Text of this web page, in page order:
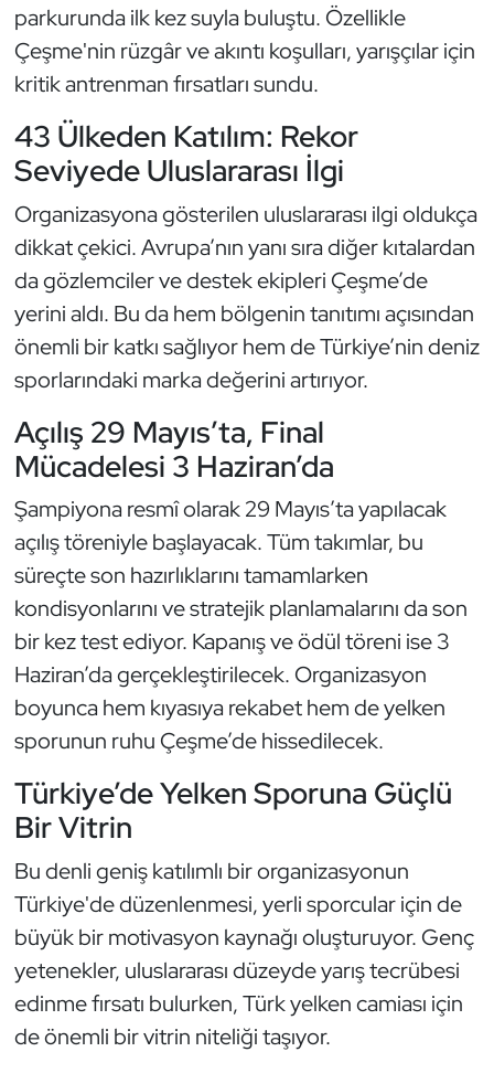
parkurunda ilk kez suyla buluştu. Özellikle
Çeşme'nin rüzgâr ve akıntı koşulları, yarışçılar için
kritik antrenman fırsatları sundu.
43 Ülkeden Katılım: Rekor
Seviyede Uluslararası İlgi
Organizasyona gösterilen uluslararası ilgi oldukça
dikkat çekici. Avrupa’nın yanı sıra diğer kıtalardan
da gözlemciler ve destek ekipleri Çeşme’de
yerini aldı. Bu da hem bölgenin tanıtımı açısından
önemli bir katkı sağlıyor hem de Türkiye’nin deniz
sporlarındaki marka değerini artırıyor.
Açılış 29 Mayıs’ta, Final
Mücadelesi 3 Haziran’da
Şampiyona resmî olarak 29 Mayıs’ta yapılacak
açılış töreniyle başlayacak. Tüm takımlar, bu
süreçte son hazırlıklarını tamamlarken
kondisyonlarını ve stratejik planlamalarını da son
bir kez test ediyor. Kapanış ve ödül töreni ise 3
Haziran’da gerçekleştirilecek. Organizasyon
boyunca hem kıyasıya rekabet hem de yelken
sporunun ruhu Çeşme’de hissedilecek.
Türkiye’de Yelken Sporuna Güçlü
Bir Vitrin
Bu denli geniş katılımlı bir organizasyonun
Türkiye'de düzenlenmesi, yerli sporcular için de
büyük bir motivasyon kaynağı oluşturuyor. Genç
yetenekler, uluslararası düzeyde yarış tecrübesi
edinme fırsatı bulurken, Türk yelken camiası için
de önemli bir vitrin niteliği taşıyor.
Kayak
Kick Boks
Kürek
Masa Tenisi
Modern Pentatlon
Motor Sporları
Muay Thai
Okçuluk
Optimist
Oryantiring
Özel Sporcular
Paralimpik
Ragbi
Satranç
Su Topu
Sualtı Sporları
Tekvando